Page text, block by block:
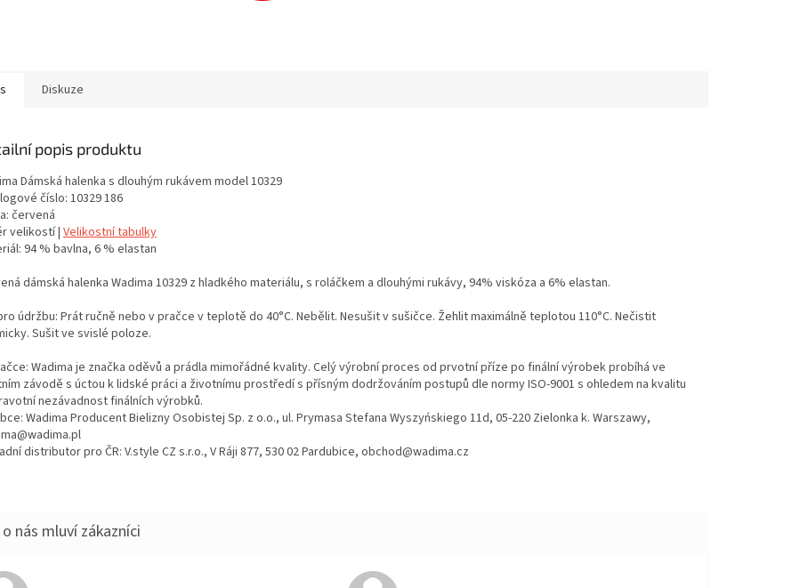
Diskuze
popis produktu
Dámská halenka s dlouhým rukávem model 10329
číslo: 10329 186
červená
velikostí |Velikostní tabulky
94 % bavlna, 6 % elastan
dámská halenka Wadima 10329 z hladkého materiálu, s roláčkem a dlouhými rukávy, 94% viskóza a 6% elastan.
údržbu: Prát ručně nebo v pračce v teplotě do 40°C. Nebělit. Nesušit v sušičce. Žehlit maximálně teplotou 110°C. Nečistit
Sušit ve svislé poloze.
Wadima je značka oděvů a prádla mimořádné kvality. Celý výrobní proces od prvotní příze po finální výrobek probíhá ve
závodě s úctou k lidské práci a životnímu prostředí s přísným dodržováním postupů dle normy ISO-9001 s ohledem na kvalitu
nezávadnost finálních výrobků.
Wadima Producent Bielizny Osobistej Sp. z o.o., ul. Prymasa Stefana Wyszyńskiego 11d, 05-220 Zielonka k. Warszawy,
distributor pro ČR: V.style CZ s.r.o., V Ráji 877, 530 02 Pardubice, obchod@wadima.cz